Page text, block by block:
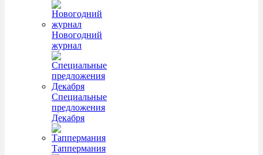
Новогодний
журнал
Специальные
предложения
Декабря
Таппермания